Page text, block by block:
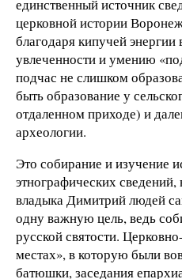
единственный источник
церковной истории
благодаря кипучей
увлеченности и умению
подчас не слишком
быть образование у
отдаленном приходе) и
археологии.
Это собирание и изучение
этнографических сведений,
владыка Димитрий людей
одну важную цель, ведь
русской святости.
местах», в которую были
батюшки, заседания